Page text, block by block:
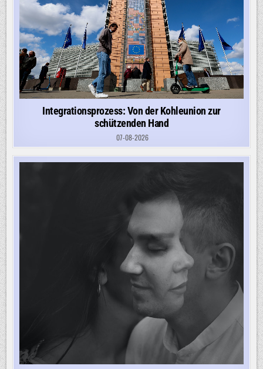
Integrationsprozess: Von der Kohleunion zur
schützenden Hand
07-08-2026